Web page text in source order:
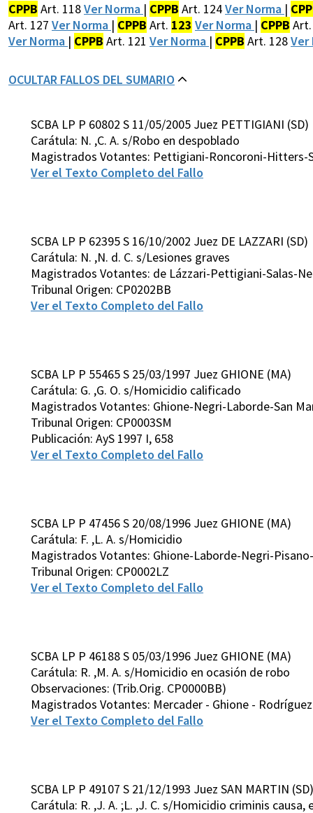
CPPB Art. 118Ver Norma | CPPB Art. 124Ver Norma |
Art. 127 Ver Norma | CPPB Art. 123 Ver Norma | CPPB
Ver Norma | CPPB Art. 121 Ver Norma | CPPB Art. 128Ver
OCULTAR FALLOS DEL SUMARIO
SCBA LP P 60802 S 11/05/2005 Juez PETTIGIANI (SD)
Carátula: N. ,C. A. s/Robo en despoblado
Magistrados Votantes: Pettigiani-Roncoroni-Hitters-
Ver el Texto Completo del Fallo
SCBA LP P 62395 S 16/10/2002 Juez DE LAZZARI (SD)
Carátula: N. ,N. d. C. s/Lesiones graves
Magistrados Votantes: de Lázzari-Pettigiani-Salas-
Tribunal Origen: CP0202BB
Ver el Texto Completo del Fallo
SCBA LP P 55465 S 25/03/1997 Juez GHIONE (MA)
Carátula: G. ,G. O. s/Homicidio calificado
Magistrados Votantes: Ghione-Negri-Laborde-San
Tribunal Origen: CP0003SM
Publicación: AyS 1997 I, 658
Ver el Texto Completo del Fallo
SCBA LP P 47456 S 20/08/1996 Juez GHIONE (MA)
Carátula: F. ,L. A. s/Homicidio
Magistrados Votantes: Ghione-Laborde-Negri-
Tribunal Origen: CP0002LZ
Ver el Texto Completo del Fallo
SCBA LP P 46188 S 05/03/1996 Juez GHIONE (MA)
Carátula: R. ,M. A. s/Homicidio en ocasión de robo
Observaciones: (Trib.Orig. CP0000BB)
Magistrados Votantes: Mercader - Ghione -
Ver el Texto Completo del Fallo
SCBA LP P 49107 S 21/12/1993 Juez SAN MARTIN (SD)
Carátula: R. ,J. A. ;L. ,J. C. s/Homicidio criminis causa,